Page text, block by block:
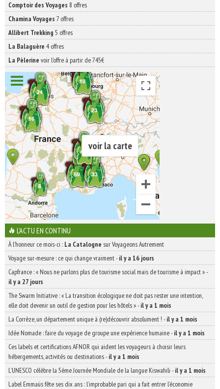
Comptoir des Voyages 8 offres
Chamina Voyages 7 offres
Allibert Trekking 5 offres
La Balaguère 4 offres
La Pèlerine voir l'offre à partir de 745€
voir la carte
L'ACTU EN CONTINU
À l'honneur ce mois-ci : La Catalogne sur Voyageons Autrement
Voyage sur-mesure : ce qui change vraiment-il y a 16 jours
Capfrance : « Nous ne parlons plus de tourisme social mais de tourisme à impact »-
il y a 27 jours
The Swarm Initiative : « La transition écologique ne doit pas rester une intention,
elle doit devenir un outil de gestion pour les hôtels »-il y a 1 mois
La Corrèze, un département unique à (re)découvrir absolument ! -il y a 1 mois
Idée Nomade : faire du voyage de groupe une expérience humaine-il y a 1 mois
Ces labels et certifications AFNOR qui aident les voyageurs à choisir leurs
hébergements, activités ou destinations-il y a 1 mois
L’UNESCO célèbre la 5ème Journée Mondiale de la langue Kiswahili -il y a 1 mois
Label Emmaüs fête ses dix ans : l’improbable pari qui a fait entrer l’économie